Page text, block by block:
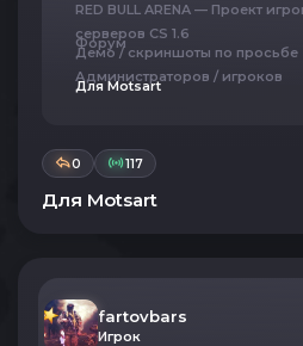
RED BULL ARENA — Проект
серверов CS 1.6
Форум
Демо / скриншоты по просьбе
Администраторов / игроков
Для Motsart
0 117
Для Motsart
fartovbars
Игрок